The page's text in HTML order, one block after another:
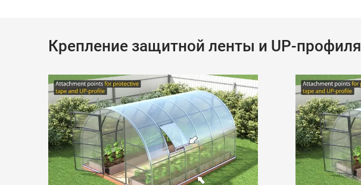
Крепление защитной ленты и UP-профиля